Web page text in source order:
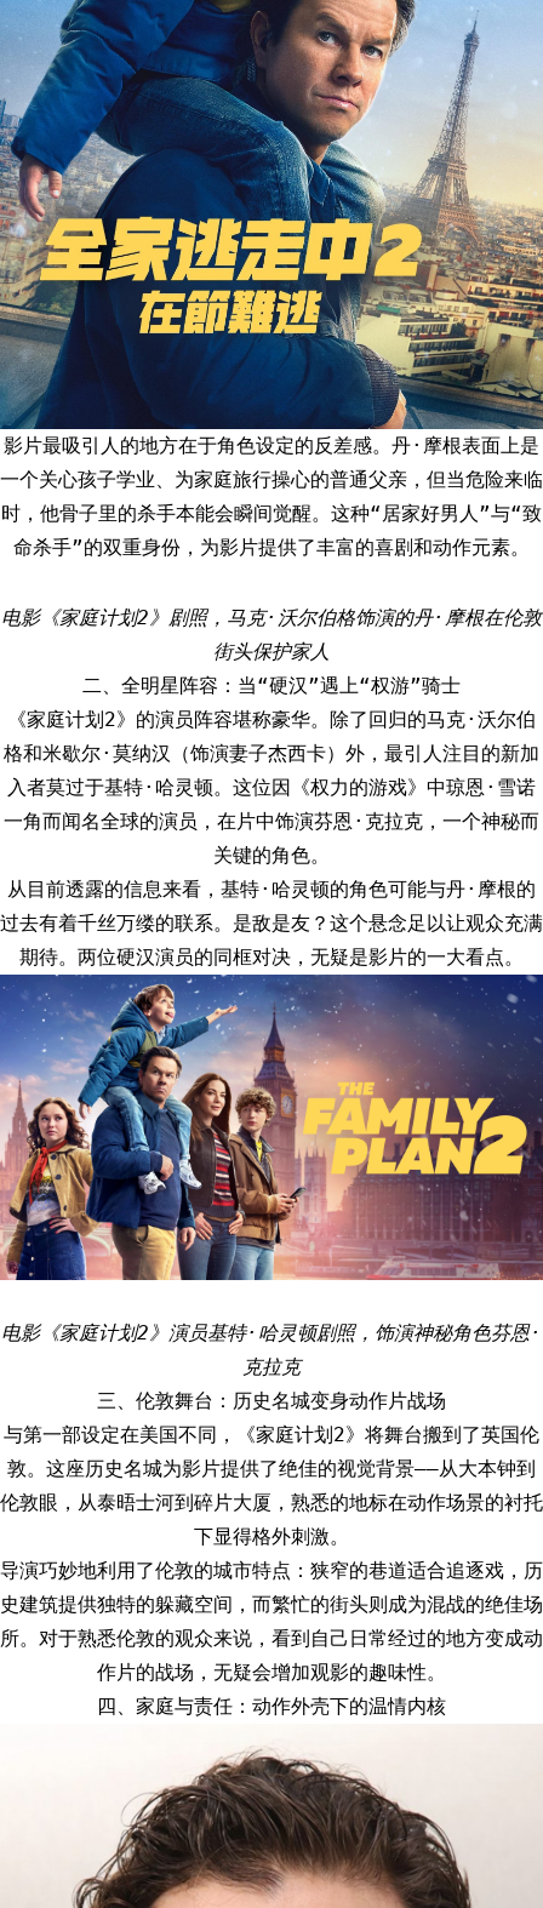
影片最吸引人的地方在于角色设定的反差感。丹·摩根表面上是
一个关心孩子学业、为家庭旅行操心的普通父亲，但当危险来临
时，他骨子里的杀手本能会瞬间觉醒。这种“居家好男人”与“致
命杀手”的双重身份，为影片提供了丰富的喜剧和动作元素。
电影《家庭计划2》剧照，马克·沃尔伯格饰演的丹·摩根在伦敦
街头保护家人
二、全明星阵容：当“硬汉”遇上“权游”骑士
《家庭计划2》的演员阵容堪称豪华。除了回归的马克·沃尔伯
格和米歇尔·莫纳汉（饰演妻子杰西卡）外，最引人注目的新加
入者莫过于基特·哈灵顿。这位因《权力的游戏》中琼恩·雪诺
一角而闻名全球的演员，在片中饰演芬恩·克拉克，一个神秘而
关键的角色。
从目前透露的信息来看，基特·哈灵顿的角色可能与丹·摩根的
过去有着千丝万缕的联系。是敌是友？这个悬念足以让观众充满
期待。两位硬汉演员的同框对决，无疑是影片的一大看点。
电影《家庭计划2》演员基特·哈灵顿剧照，饰演神秘角色芬恩·
克拉克
三、伦敦舞台：历史名城变身动作片战场
与第一部设定在美国不同，《家庭计划2》将舞台搬到了英国伦
敦。这座历史名城为影片提供了绝佳的视觉背景——从大本钟到
伦敦眼，从泰晤士河到碎片大厦，熟悉的地标在动作场景的衬托
下显得格外刺激。
导演巧妙地利用了伦敦的城市特点：狭窄的巷道适合追逐戏，历
史建筑提供独特的躲藏空间，而繁忙的街头则成为混战的绝佳场
所。对于熟悉伦敦的观众来说，看到自己日常经过的地方变成动
作片的战场，无疑会增加观影的趣味性。
四、家庭与责任：动作外壳下的温情内核